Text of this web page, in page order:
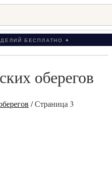
БЕСПЛАТНО ✦
оберегов
/Страница 3